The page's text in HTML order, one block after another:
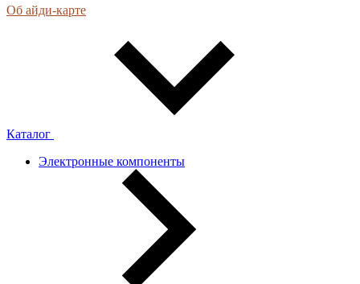
Об айди-карте
Каталог
Электронные компоненты